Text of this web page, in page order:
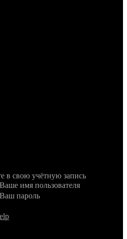
в свою учётную запись
Ваше имя пользователя
Ваш пароль